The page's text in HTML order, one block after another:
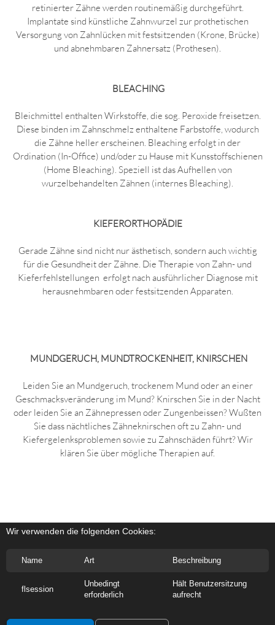
retinierter Zähne werden routinemäßig durchgeführt.
Implantate sind künstliche Zahnwurzel zur prothetischen
Versorgung von Zahnlücken mit festsitzenden (Krone, Brücke)
und abnehmbaren Zahnersatz (Prothesen).
BLEACHING
Bleichmittel enthalten Wirkstoffe, die sog. Peroxide freisetzen.
Diese binden im Zahnschmelz enthaltene Farbstoffe, wodurch
die Zähne heller erscheinen. Bleaching erfolgt in der
Ordination (In-Office) und/oder zu Hause mit Kunsstoffschienen
(Home Bleaching). Speziell ist das Aufhellen von
wurzelbehandelten Zähnen (internes Bleaching).
KIEFERORTHOPÄDIE
Gerade Zähne sind nicht nur ästhetisch, sondern auch wichtig
für die Gesundheit der Zähne. Die Therapie von Zahn- und
Kieferfehlstellungen erfolgt nach ausführlicher Diagnose mit
herausnehmbaren oder festsitzenden Apparaten.
MUNDGERUCH, MUNDTROCKENHEIT, KNIRSCHEN
Leiden Sie an Mundgeruch, trockenem Mund oder an einer
Geschmacksveränderung im Mund? Knirschen Sie in der Nacht
oder leiden Sie an Zähnepressen oder Zungenbeissen? Wußten
Sie dass nächtliches Zähneknirschen oft zu Zahn- und
Kiefergelenksproblemen sowie zu Zahnschäden führt? Wir
klären Sie über mögliche Therapien auf.
Copyright 2026 Dr. med. dent. Mohamed Alborno
Wir verwenden die folgenden Cookies:
Name Art Beschreibung
flsession
Unbedingt
erforderlich
Hält Benutzersitzung
aufrecht